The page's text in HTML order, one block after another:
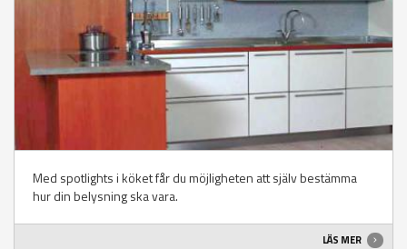
Med spotlights i köket får du möjligheten att själv bestämma
hur din belysning ska vara.
LÄS MER